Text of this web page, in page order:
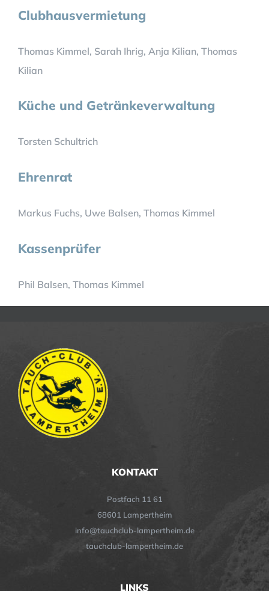
Clubhausvermietung
Thomas Kimmel, Sarah Ihrig, Anja Kilian, Thomas
Kilian
Küche und Getränkeverwaltung
Torsten Schultrich
Ehrenrat
Markus Fuchs, Uwe Balsen, Thomas Kimmel
Kassenprüfer
Phil Balsen, Thomas Kimmel
KONTAKT
Postfach 11 61
68601 Lampertheim
info@tauchclub-lampertheim.de
tauchclub-lampertheim.de
LINKS